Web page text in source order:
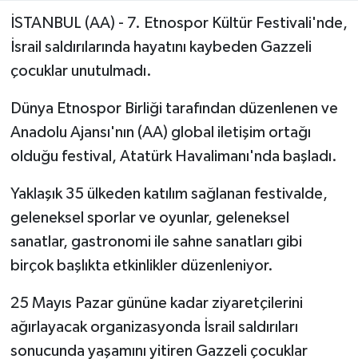
İSTANBUL (AA) - 7. Etnospor Kültür Festivali'nde,
İsrail saldırılarında hayatını kaybeden Gazzeli
çocuklar unutulmadı.
Dünya Etnospor Birliği tarafından düzenlenen ve
Anadolu Ajansı'nın (AA) global iletişim ortağı
olduğu festival, Atatürk Havalimanı'nda başladı.
Yaklaşık 35 ülkeden katılım sağlanan festivalde,
geleneksel sporlar ve oyunlar, geleneksel
sanatlar, gastronomi ile sahne sanatları gibi
birçok başlıkta etkinlikler düzenleniyor.
25 Mayıs Pazar gününe kadar ziyaretçilerini
ağırlayacak organizasyonda İsrail saldırıları
sonucunda yaşamını yitiren Gazzeli çocuklar